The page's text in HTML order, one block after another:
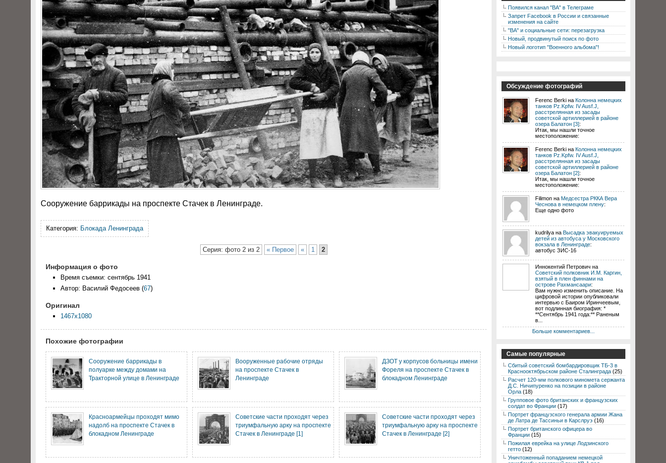
Сооружение баррикады на проспекте Стачек в Ленинграде.
Категория: Блокада Ленинграда
Серия: фото 2 из 2 « Первое « 1 2
Информация о фото
Время съемки: сентябрь 1941
Автор: Василий Федосеев (67)
Оригинал
1467x1080
Похожие фотографии
Сооружение баррикады в
полуарке между домами на
Тракторной улице в Ленинграде
Вооруженные рабочие отряды
на проспекте Стачек в
Ленинграде
ДЗОТ у корпусов больницы имени
Фореля на проспекте Стачек в
блокадном Ленинграде
Красноармейцы проходят мимо
надолб на проспекте Стачек в
блокадном Ленинграде
Советские части проходят через
триумфальную арку на проспекте
Стачек в Ленинграде [1]
Советские части проходят через
триумфальную арку на проспекте
Стачек в Ленинграде [2]
Появился канал "ВА" в Телеграме
Запрет Facebook в России и связанные
изменения на сайте
"ВА" и социальные сети: перезагрузка
Новый, продвинутый поиск по фото
Новый логотип "Военного альбома"!
Обсуждение фотографий
Ferenc Berki на Колонна немецких
танков Pz.Kpfw. IV Ausf.J,
расстрелянная из засады
советской артиллерией в районе
озера Балатон [3]:
Итак, мы нашли точное
местоположение:
Ferenc Berki на Колонна немецких
танков Pz.Kpfw. IV Ausf.J,
расстрелянная из засады
советской артиллерией в районе
озера Балатон [2]:
Итак, мы нашли точное
местоположение:
Filimon на Медсестра РККА Вера
Чеснова в немецком плену:
Еще одно фото
kudrilya на Высадка эвакуируемых
детей из автобуса у Московского
вокзала в Ленинграде:
автобус ЗИС-16
Иннокентий Петрович на
Советский полковник И.М. Каргин,
взятый в плен финнами на
острове Рахмансаари:
Вам нужно изменить описание. На
цифровой истории опубликовали
интервью с Баиром Иринчеевым,
вот подлинная биография: *
**Сентябрь 1941 года:** Раненым
в...
Больше комментариев...
Самые популярные
Сбитый советский бомбардировщик ТБ-3 в
Краснооктябрьском районе Сталинграда (25)
Расчет 120-мм полкового миномета сержанта
Д.С. Ничипуренко на позиции в районе
Орла (18)
Групповое фото британских и французских
солдат во Франции (17)
Портрет французского генерала армии Жана
де Латра де Тассиньи в Карслруэ (16)
Портрет британского офицера во
Франции (15)
Пожилая еврейка на улице Лодзинского
гетто (12)
Уничтоженный попаданием немецкой